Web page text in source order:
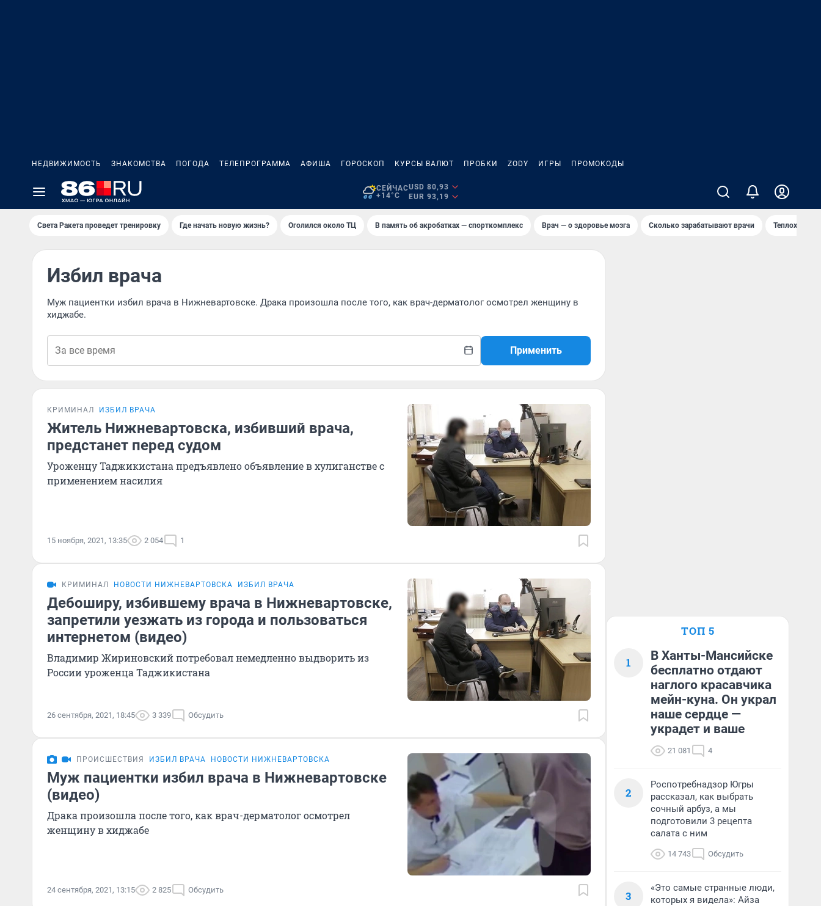
НЕДВИЖИМОСТЬ ЗНАКОМСТВА ПОГОДА ТЕЛЕПРОГРАММА АФИША ГОРОСКОП КУРСЫ ВАЛЮТ ПРОБКИ ZODY ИГРЫ ПРОМОКОДЫ
СЕЙЧАС
+14°C
USD 80,93
EUR 93,19
Света Ракета проведет тренировку Где начать новую жизнь? Оголился около ТЦ В память об акробатках — спорткомплекс Врач — о здоровье мозга Сколько зарабатывают врачи Теплоход
Избил врача
Муж пациентки избил врача в Нижневартовске. Драка произошла после того, как врач-дерматолог осмотрел женщину в
хиджабе.
Применить
КРИМИНАЛ ИЗБИЛ ВРАЧА
Житель Нижневартовска, избивший врача,
предстанет перед судом
Уроженцу Таджикистана предъявлено объявление в хулиганстве с
применением насилия
15 ноября, 2021, 13:35 2 054 1
КРИМИНАЛ НОВОСТИ НИЖНЕВАРТОВСКА ИЗБИЛ ВРАЧА
Дебоширу, избившему врача в Нижневартовске,
запретили уезжать из города и пользоваться
интернетом (видео)
Владимир Жириновский потребовал немедленно выдворить из
России уроженца Таджикистана
26 сентября, 2021, 18:45 3 339 Обсудить
ПРОИСШЕСТВИЯ ИЗБИЛ ВРАЧА НОВОСТИ НИЖНЕВАРТОВСКА
Муж пациентки избил врача в Нижневартовске
(видео)
Драка произошла после того, как врач-дерматолог осмотрел
женщину в хиджабе
24 сентября, 2021, 13:15 2 825 Обсудить
ТОП 5
1
В Ханты-Мансийске
бесплатно отдают
наглого красавчика
мейн-куна. Он украл
наше сердце —
украдет и ваше
21 081 4
2
Роспотребнадзор Югры
рассказал, как выбрать
сочный арбуз, а мы
подготовили 3 рецепта
салата с ним
14 743 Обсудить
3
«Это самые странные люди,
которых я видела»: Айза